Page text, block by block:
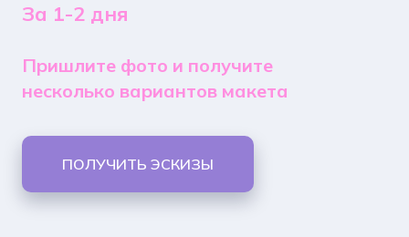
За 1-2 дня
Пришлите фото и получите
несколько вариантов макета
ПОЛУЧИТЬ ЭСКИЗЫ